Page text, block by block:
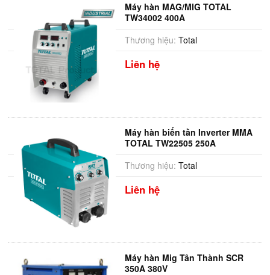
Máy hàn MAG/MIG TOTAL
TW34002 400A
Thương hiệu: Total
Liên hệ
Máy hàn biến tần Inverter MMA
TOTAL TW22505 250A
Thương hiệu: Total
Liên hệ
Máy hàn Mig Tân Thành SCR
350A 380V